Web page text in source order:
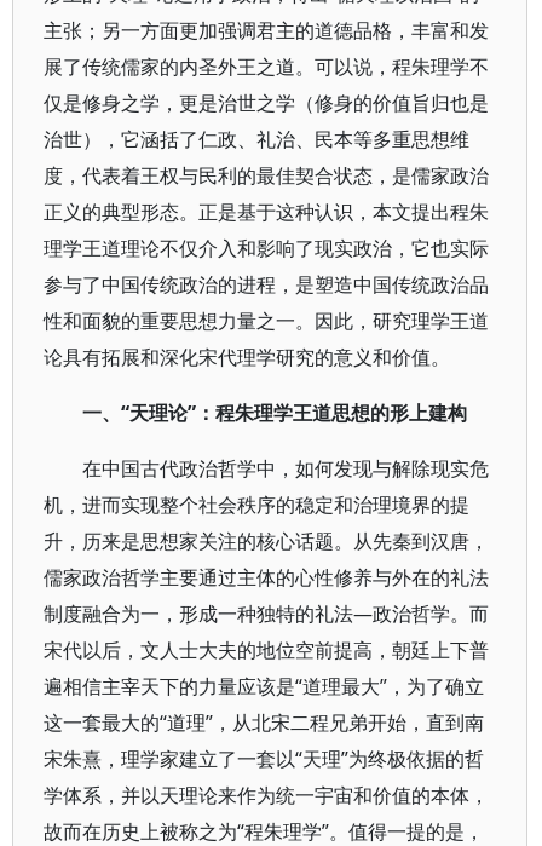
主张；另一方面更加强调君主的道德品格，丰富和发
展了传统儒家的内圣外王之道。可以说，程朱理学不
仅是修身之学，更是治世之学（修身的价值旨归也是
治世），它涵括了仁政、礼治、民本等多重思想维
度，代表着王权与民利的最佳契合状态，是儒家政治
正义的典型形态。正是基于这种认识，本文提出程朱
理学王道理论不仅介入和影响了现实政治，它也实际
参与了中国传统政治的进程，是塑造中国传统政治品
性和面貌的重要思想力量之一。因此，研究理学王道
论具有拓展和深化宋代理学研究的意义和价值。
一、“天理论”：程朱理学王道思想的形上建构
在中国古代政治哲学中，如何发现与解除现实危
机，进而实现整个社会秩序的稳定和治理境界的提
升，历来是思想家关注的核心话题。从先秦到汉唐，
儒家政治哲学主要通过主体的心性修养与外在的礼法
制度融合为一，形成一种独特的礼法—政治哲学。而
宋代以后，文人士大夫的地位空前提高，朝廷上下普
遍相信主宰天下的力量应该是“道理最大”，为了确立
这一套最大的“道理”，从北宋二程兄弟开始，直到南
宋朱熹，理学家建立了一套以“天理”为终极依据的哲
学体系，并以天理论来作为统一宇宙和价值的本体，
故而在历史上被称之为“程朱理学”。值得一提的是，